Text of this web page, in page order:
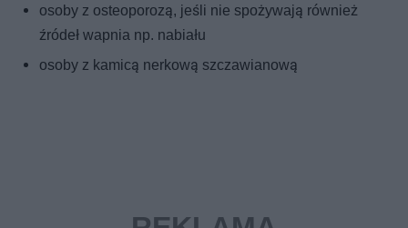
osoby z osteoporozą, jeśli nie spożywają również
źródeł wapnia np. nabiału
osoby z kamicą nerkową szczawianową